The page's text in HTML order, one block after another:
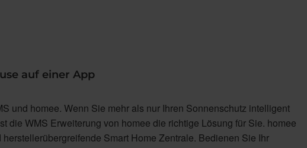
auf einer App
und homee. Wenn Sie mehr als nur Ihren Sonnenschutz intelligent
die WMS Erweiterung von homee die richtige Lösung für Sie. homee
herstellerübergreifende Smart Home Zentrale. Bedienen Sie Ihr